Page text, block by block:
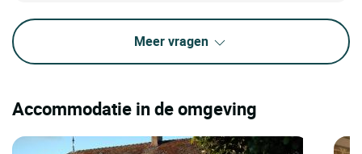
Meer vragen
Accommodatie in de omgeving